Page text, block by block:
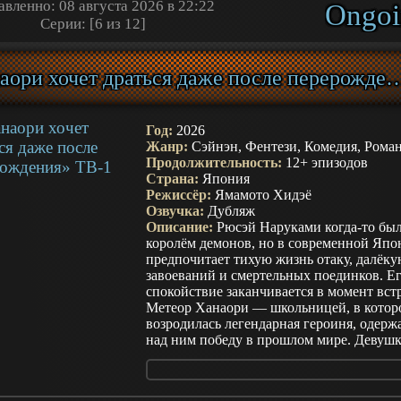
младшей сестрой, которая стала невестой
могущественного демонического лиса.
успеха сестры Юдзу воспринимали как
лишнюю, и даже родной дом
неё в место холодных упрёков и скрытой
враждебности. День за днём она терпела
однажды внутреннее напряжение не
предела. В момент, когда отчаяние почти
сломило её, судьба вмешалась самым
неожиданным образом. На старом мосту
Юдзу появляется загадочный мужчина с
пугающе спокойным взглядом и
красотой. Он не задаёт лишних вопросов
уверенно заявляет, что она — его
жена. С этого мгновения привычный
начинает рушиться, уступая место новой
реальности, где за холодной силой
чувства, а обещанная любовь оказывается
красивыми словами, а настоящей
08 августа 2026 в 22:22
Серии: [6 из 12]
«Ханаори хочет драться даже
Год: 2026
Жанр:Сэйнэн, Фентези, Комедия,
Продолжительность: 12+ эпизодов
Страна: Япония
Режиссёр: Ямамото Хидэё
Озвучка: Дубляж
Описание:Рюсэй Наруками когда-то
королём демонов, но в современной
предпочитает тихую жизнь отаку,
завоеваний и смертельных поединков.
спокойствие заканчивается в момент
Метеор Ханаори — школьницей, в
возродилась легендарная героиня,
над ним победу в прошлом мире.
сохранила боевой характер и намерена